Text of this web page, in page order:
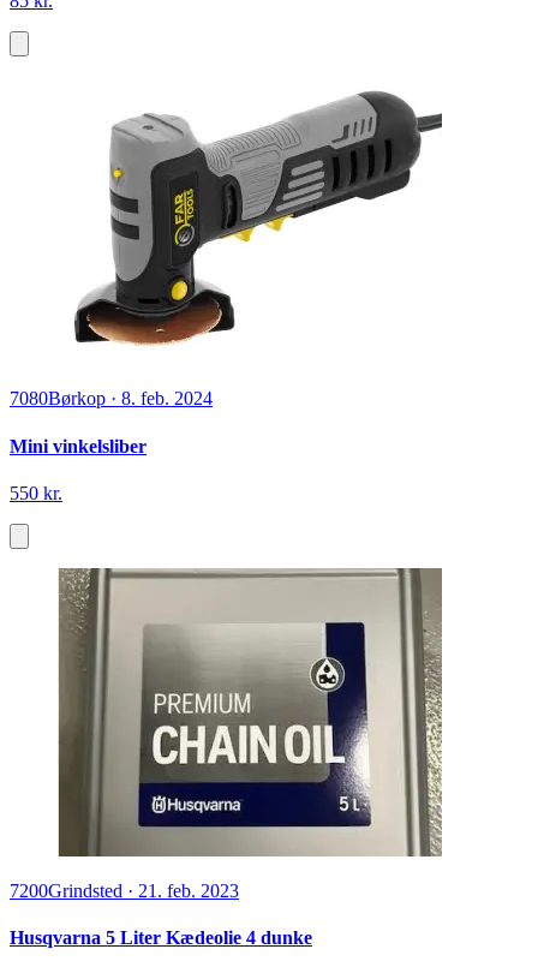
7080Børkop · 8. feb. 2024
Mini vinkelsliber
550 kr.
7200Grindsted · 21. feb. 2023
Husqvarna 5 Liter Kædeolie 4 dunke